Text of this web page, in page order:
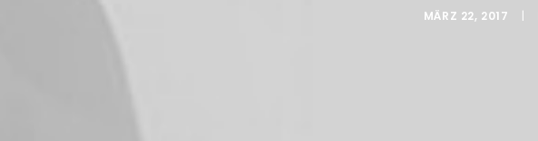
MÄRZ 22, 2017